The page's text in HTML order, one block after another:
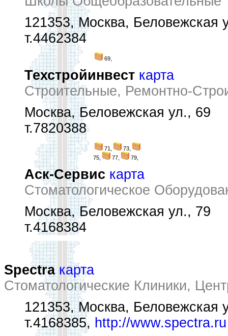
121353, Москва, Беловежская
т.4462384
69,
Техстройинвест карта
Строительные, Ремонтно-
Москва, Беловежская ул., 69
т.7820388
71,
73,
75,
77, 79,
Аск-Сервис карта
Стоматологическое
Москва, Беловежская ул., 79
т.4168384
Spectra карта
Стоматологические Клиники,
121353, Москва, Беловежская
т.4168385, http://www.spectra.ru